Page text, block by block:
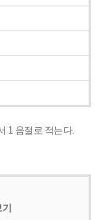
1 음절로 적는다.